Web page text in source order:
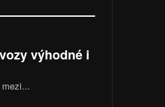
výhodné i